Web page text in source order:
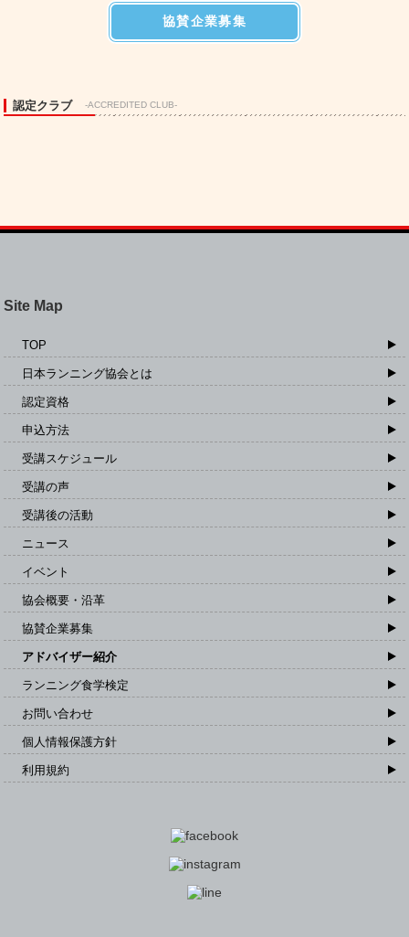
協賛企業募集
認定クラブ -ACCREDITED CLUB-
Site Map
TOP
日本ランニング協会とは
認定資格
申込方法
受講スケジュール
受講の声
受講後の活動
ニュース
イベント
協会概要・沿革
協賛企業募集
アドバイザー紹介
ランニング食学検定
お問い合わせ
個人情報保護方針
利用規約